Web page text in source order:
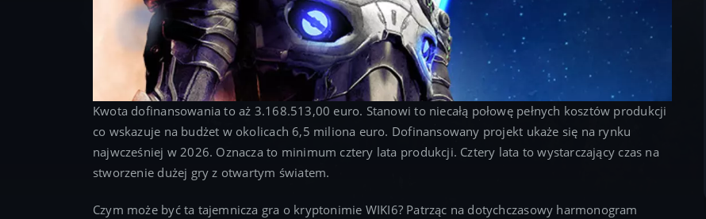
Kwota dofinansowania to aż 3.168.513,00 euro. Stanowi to niecałą połowę pełnych kosztów produkcji
co wskazuje na budżet w okolicach 6,5 miliona euro. Dofinansowany projekt ukaże się na rynku
najwcześniej w 2026. Oznacza to minimum cztery lata produkcji. Cztery lata to wystarczający czas na
stworzenie dużej gry z otwartym światem.
Czym może być ta tajemnicza gra o kryptonimie WIKI6? Patrząc na dotychczasowy harmonogram